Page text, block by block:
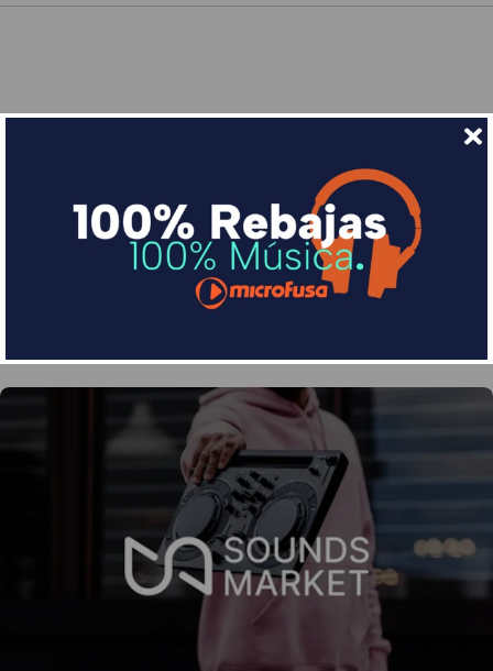
Financia tus compras con Sequra
Divide en 3 sin coste o hasta en 18 meses por una
pequeña cuota al mes con Sequra
Más info